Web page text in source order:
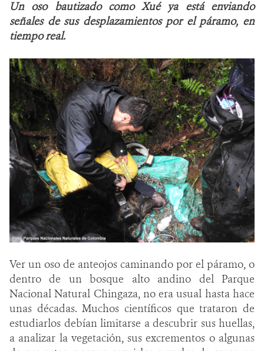
COBERTURA EN MEDIOS DE COMUNICACIÓN
INFORME ANUAL WCS
MECANISMO DE ATENCIÓN DE QUEJAS Y RECLAMOS
DONA
Un oso bautizado como Xué ya está enviando
señales de sus desplazamientos por el páramo, en
tiempo real.
Ver un oso de anteojos caminando por el páramo, o
dentro de un bosque alto andino del Parque
Nacional Natural Chingaza, no era usual hasta hace
unas décadas. Muchos científicos que trataron de
estudiarlos debían limitarse a descubrir sus huellas,
a analizar la vegetación, sus excrementos o algunas